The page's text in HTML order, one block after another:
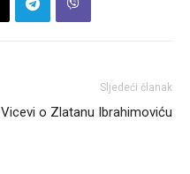
Sljedeći članak
Vicevi o Zlatanu Ibrahimoviću